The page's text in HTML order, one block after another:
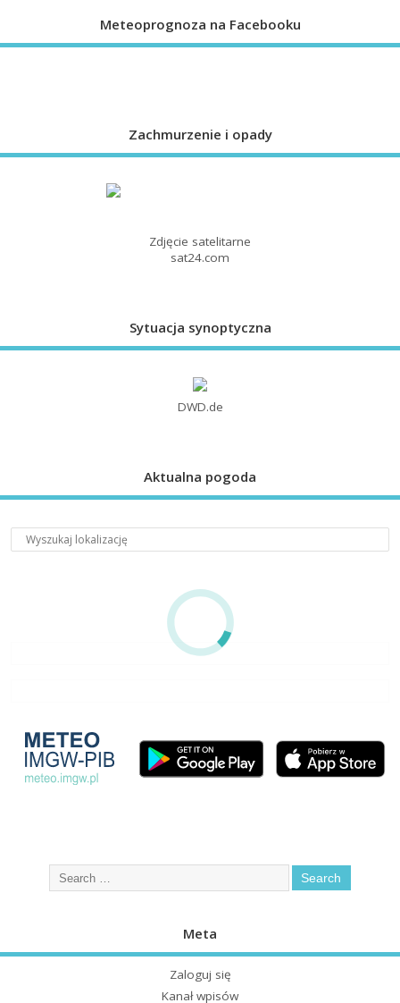
Meteoprognoza na Facebooku
Zachmurzenie i opady
Zdjęcie satelitarne
sat24.com
Sytuacja synoptyczna
DWD.de
Aktualna pogoda
Meta
Zaloguj się
Kanał wpisów